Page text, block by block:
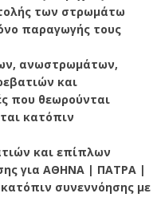
των στρωμάτω
παραγωγής τους
ανωστρωμάτων,
και
που θεωρούνται
κατόπιν
και επίπλων
για ΑΘΗΝΑ | ΠΑΤΡΑ |
συνεννόησης με